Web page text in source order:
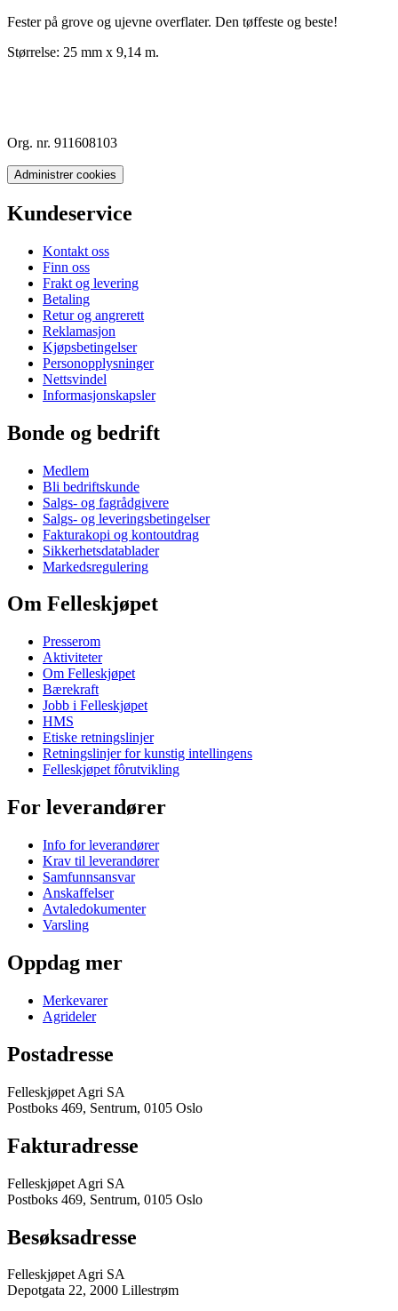
Fester på grove og ujevne overflater. Den tøffeste og beste!
Størrelse: 25 mm x 9,14 m.
Org. nr. 911608103
Administrer cookies
Kundeservice
Kontakt oss
Finn oss
Frakt og levering
Betaling
Retur og angrerett
Reklamasjon
Kjøpsbetingelser
Personopplysninger
Nettsvindel
Informasjonskapsler
Bonde og bedrift
Medlem
Bli bedriftskunde
Salgs- og fagrådgivere
Salgs- og leveringsbetingelser
Fakturakopi og kontoutdrag
Sikkerhetsdatablader
Markedsregulering
Om Felleskjøpet
Presserom
Aktiviteter
Om Felleskjøpet
Bærekraft
Jobb i Felleskjøpet
HMS
Etiske retningslinjer
Retningslinjer for kunstig intellingens
Felleskjøpet fôrutvikling
For leverandører
Info for leverandører
Krav til leverandører
Samfunnsansvar
Anskaffelser
Avtaledokumenter
Varsling
Oppdag mer
Merkevarer
Agrideler
Postadresse
Felleskjøpet Agri SA
Postboks 469, Sentrum, 0105 Oslo
Fakturadresse
Felleskjøpet Agri SA
Postboks 469, Sentrum, 0105 Oslo
Besøksadresse
Felleskjøpet Agri SA
Depotgata 22, 2000 Lillestrøm